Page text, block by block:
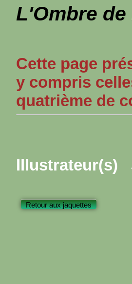
L'Ombre
Cette page
y compris
quatrième de
Illustrateur(s)
Retour aux jaquettes